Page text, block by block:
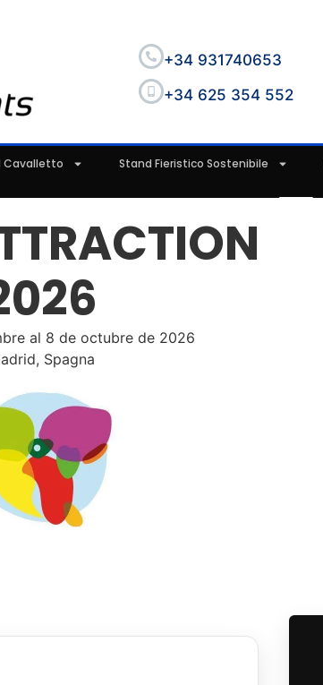
+34 931740653
+34 625 354 552
Cavalletto Stand Fieristico Sostenibile
al 8 de octubre de 2026
Spagna